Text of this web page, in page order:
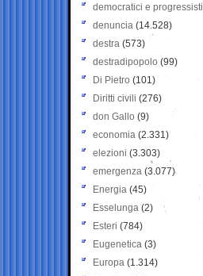
democratici e progressisti
denuncia (14.528)
destra (573)
destradipopolo (99)
Di Pietro (101)
Diritti civili (276)
don Gallo (9)
economia (2.331)
elezioni (3.303)
emergenza (3.077)
Energia (45)
Esselunga (2)
Esteri (784)
Eugenetica (3)
Europa (1.314)